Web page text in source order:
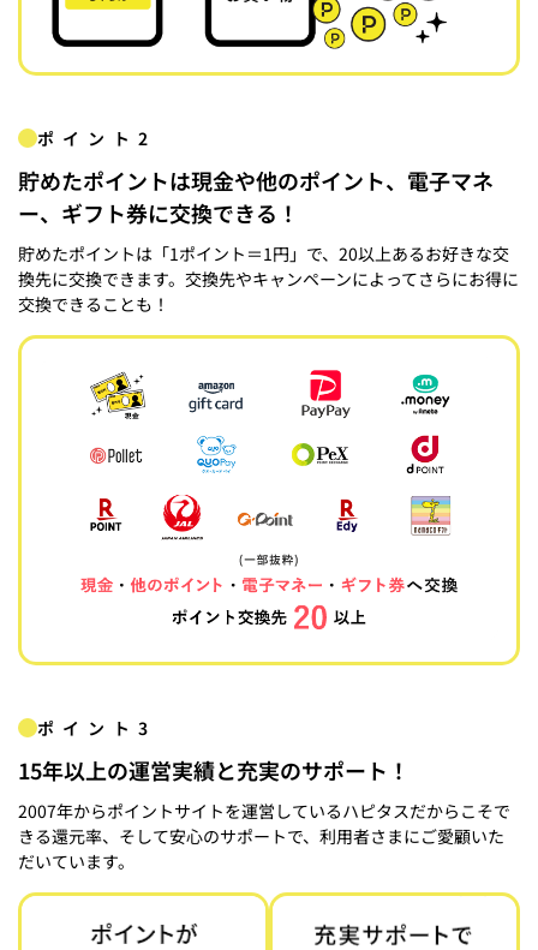
ポイント2
貯めたポイントは現金や他のポイント、電子マネ
ー、ギフト券に交換できる！
貯めたポイントは「1ポイント＝1円」で、20以上あるお好きな交
換先に交換できます。交換先やキャンペーンによってさらにお得に
交換できることも！
ポイント3
15年以上の運営実績と充実のサポート！
2007年からポイントサイトを運営しているハピタスだからこそで
きる還元率、そして安心のサポートで、利用者さまにご愛顧いた
だいています。